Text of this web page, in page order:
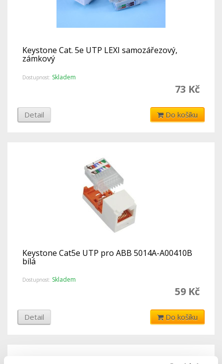
Keystone Cat. 5e UTP LEXI samozářezový,
zámkový
Dostupnost: Skladem
73 Kč
Detail Do košíku
Keystone Cat5e UTP pro ABB 5014A-A00410B
bílá
Dostupnost: Skladem
59 Kč
Detail Do košíku